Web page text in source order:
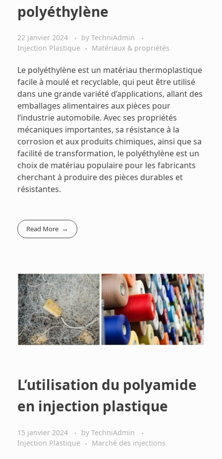
polyéthylène
22 janvier 2024 by TechniAdmin
Injection Plastique
Matériaux & propriétés
Le polyéthylène est un matériau thermoplastique
facile à moulé et recyclable, qui peut être utilisé
dans une grande variété d’applications, allant des
emballages alimentaires aux pièces pour
l’industrie automobile. Avec ses propriétés
mécaniques importantes, sa résistance à la
corrosion et aux produits chimiques, ainsi que sa
facilité de transformation, le polyéthylène est un
choix de matériau populaire pour les fabricants
cherchant à produire des pièces durables et
résistantes.
Read More
L’utilisation du polyamide
en injection plastique
15 janvier 2024 by TechniAdmin
Injection Plastique
Marché des injections